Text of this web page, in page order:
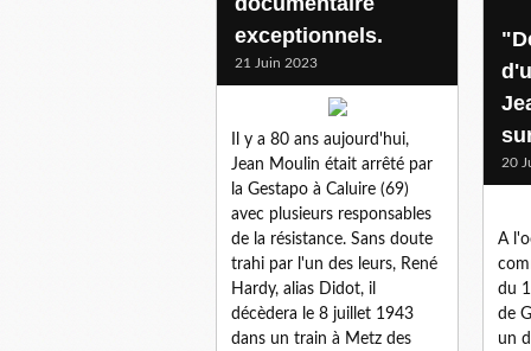
exceptionnels.
21 Juin 2023
Il y a 80 ans aujourd'hui,
Jean Moulin était arrêté par
la Gestapo à Caluire (69)
avec plusieurs responsables
de la résistance. Sans doute
trahi par l'un des leurs, René
Hardy, alias Didot, il
décèdera le 8 juillet 1943
dans un train à Metz des
20
A
du
de
un